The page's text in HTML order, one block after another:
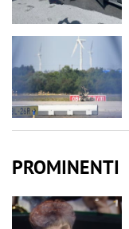
PROMINENTI